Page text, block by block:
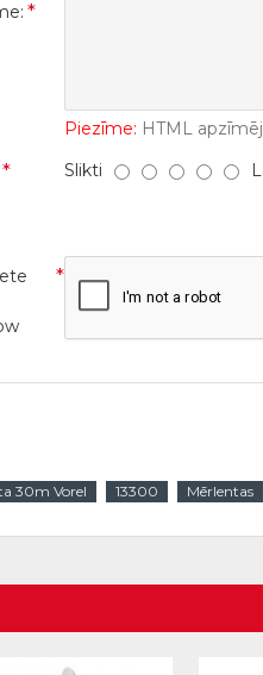
Piezīme: HTML
Slikti
30m Vorel 13300 Mērlentas